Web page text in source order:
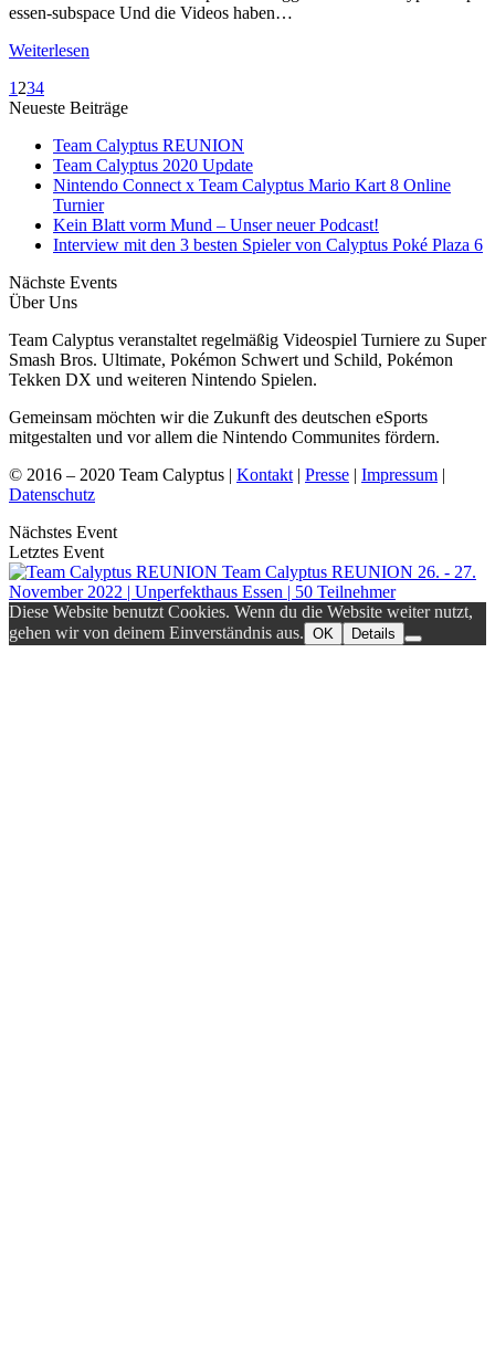
essen-subspace Und die Videos haben…
Weiterlesen
1 234
Neueste Beiträge
Team Calyptus REUNION
Team Calyptus 2020 Update
Nintendo Connect x Team Calyptus Mario Kart 8 Online
Turnier
Kein Blatt vorm Mund – Unser neuer Podcast!
Interview mit den 3 besten Spieler von Calyptus Poké Plaza 6
Nächste Events
Über Uns
Team Calyptus veranstaltet regelmäßig Videospiel Turniere zu Super
Smash Bros. Ultimate, Pokémon Schwert und Schild, Pokémon
Tekken DX und weiteren Nintendo Spielen.
Gemeinsam möchten wir die Zukunft des deutschen eSports
mitgestalten und vor allem die Nintendo Communites fördern.
© 2016 – 2020 Team Calyptus | Kontakt | Presse | Impressum |
Datenschutz
Nächstes Event
Letztes Event
Team Calyptus REUNION 26. - 27.
November 2022 | Unperfekthaus Essen | 50 Teilnehmer
Diese Website benutzt Cookies. Wenn du die Website weiter nutzt,
gehen wir von deinem Einverständnis aus. OK Details